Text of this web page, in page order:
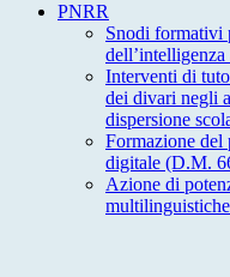
PNRR
Snodi formativi
Interventi di
dei divari negli
dispersione
Formazione del
digitale (D.M.
Azione di